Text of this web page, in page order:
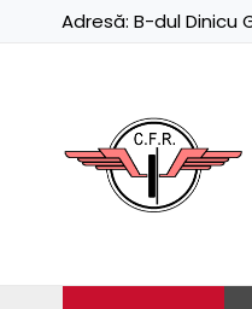
Adresă: B-dul Dinicu